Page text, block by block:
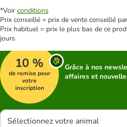
*Voir conditions
Prix conseillé = prix de vente conseillé
Prix habituel = prix le plus bas de ce
jours
10 %
de remise pour
votre
inscription
Grâce à nos
affaires et
Sélectionnez votre animal